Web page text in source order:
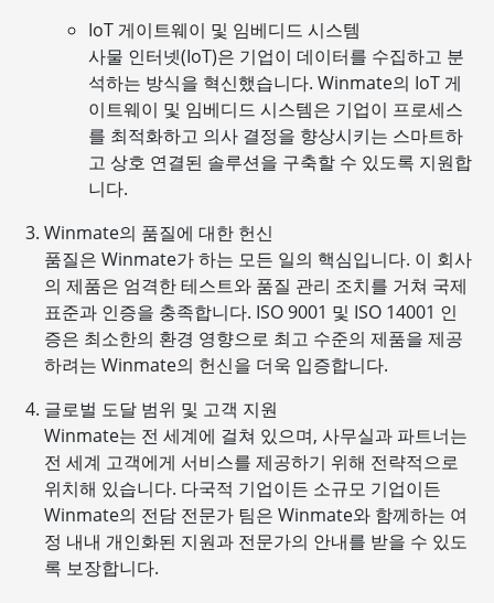
IoT 게이트웨이 및 임베디드 시스템
사물 인터넷(IoT)은 기업이 데이터를 수집하고 분
석하는 방식을 혁신했습니다. Winmate의 IoT 게
이트웨이 및 임베디드 시스템은 기업이 프로세스
를 최적화하고 의사 결정을 향상시키는 스마트하
고 상호 연결된 솔루션을 구축할 수 있도록 지원합
니다.
Winmate의 품질에 대한 헌신
품질은 Winmate가 하는 모든 일의 핵심입니다. 이 회사
의 제품은 엄격한 테스트와 품질 관리 조치를 거쳐 국제
표준과 인증을 충족합니다. ISO 9001 및 ISO 14001 인
증은 최소한의 환경 영향으로 최고 수준의 제품을 제공
하려는 Winmate의 헌신을 더욱 입증합니다.
글로벌 도달 범위 및 고객 지원
Winmate는 전 세계에 걸쳐 있으며, 사무실과 파트너는
전 세계 고객에게 서비스를 제공하기 위해 전략적으로
위치해 있습니다. 다국적 기업이든 소규모 기업이든
Winmate의 전담 전문가 팀은 Winmate와 함께하는 여
정 내내 개인화된 지원과 전문가의 안내를 받을 수 있도
록 보장합니다.